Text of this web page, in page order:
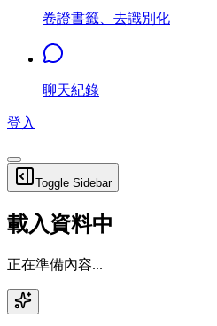
卷證書籤、去識別化
聊天紀錄
登入
Toggle Sidebar
載入資料中
正在準備內容...